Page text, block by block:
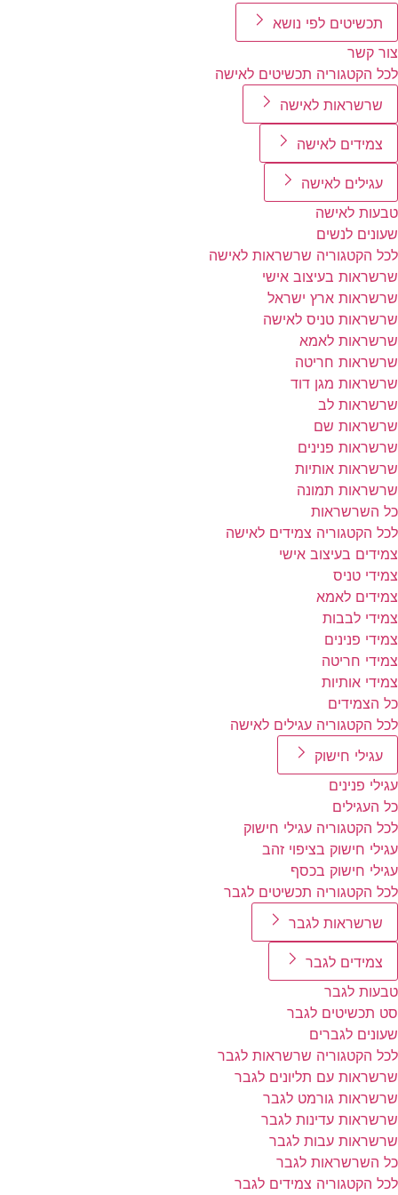
תכשיטים לפי נושא
צור קשר
לכל הקטגוריה תכשיטים לאישה
שרשראות לאישה
צמידים לאישה
עגילים לאישה
טבעות לאישה
שעונים לנשים
לכל הקטגוריה שרשראות לאישה
שרשראות בעיצוב אישי
שרשראות ארץ ישראל
שרשראות טניס לאישה
שרשראות לאמא
שרשראות חריטה
שרשראות מגן דוד
שרשראות לב
שרשראות שם
שרשראות פנינים
שרשראות אותיות
שרשראות תמונה
כל השרשראות
לכל הקטגוריה צמידים לאישה
צמידים בעיצוב אישי
צמידי טניס
צמידים לאמא
צמידי לבבות
צמידי פנינים
צמידי חריטה
צמידי אותיות
כל הצמידים
לכל הקטגוריה עגילים לאישה
עגילי חישוק
עגילי פנינים
כל העגילים
לכל הקטגוריה עגילי חישוק
עגילי חישוק בציפוי זהב
עגילי חישוק בכסף
לכל הקטגוריה תכשיטים לגבר
שרשראות לגבר
צמידים לגבר
טבעות לגבר
סט תכשיטים לגבר
שעונים לגברים
לכל הקטגוריה שרשראות לגבר
שרשראות עם תליונים לגבר
שרשראות גורמט לגבר
שרשראות עדינות לגבר
שרשראות עבות לגבר
כל השרשראות לגבר
לכל הקטגוריה צמידים לגבר